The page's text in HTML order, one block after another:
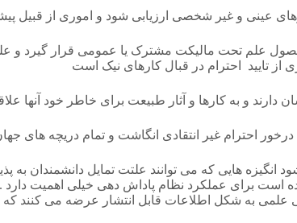
عینی و غیر شخصی ارزیابی شود و اموری از قبیل
علم تحت مالیکت مشترک یا عمومی قرار گیرد و
از تایید احترام در قبال کارهای نیک است
و به کارها و آثار طبیعت برای خاطر خود آنها
احترام غیر انتقادی انگاشت و تمام دریچه های
انگیزه هایی که می توانند علتت تمایل دانشمندان به
است برای عملکرد نظام پاداش دهی خیلی اهمیت دارد .
علمی به شکل اطلاعات قابل انتشار عرضه می کنند